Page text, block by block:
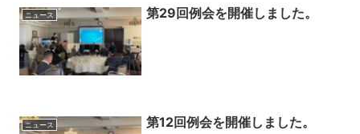
ニュース 第29回例会を開催しました。
ニュース 第12回例会を開催しました。